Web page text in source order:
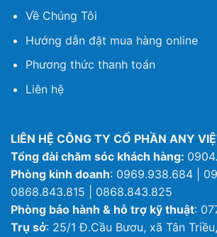
Về Chúng Tôi
Hướng dẫn đặt mua hàng online
Phương thức thanh toán
Liên hệ
LIÊN HỆ CÔNG TY CỔ PHẦN ANY
Tổng đài chăm sóc khách hàng:
Phòng kinh doanh: 0969.938.684 |
0868.843.815 | 0868.843.825
Phòng bảo hành & hỗ trợ kỹ thuật:
Trụ sở: 25/1 Đ.Cầu Bươu, xã Tân